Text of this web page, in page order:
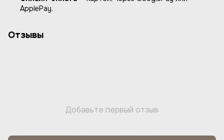
ApplePay.
Отзывы
Добавьте первый отзыв